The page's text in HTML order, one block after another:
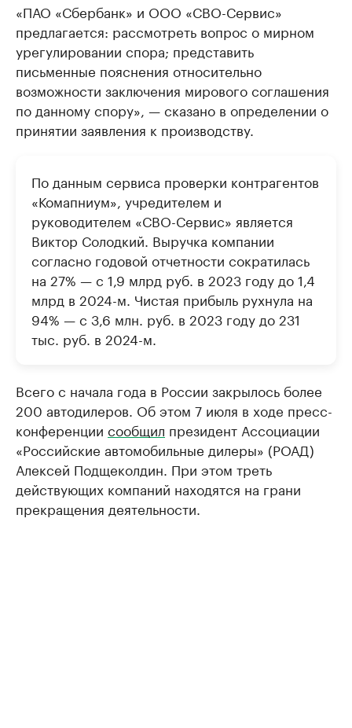
«ПАО «Сбербанк» и ООО «СВО-Сервис»
предлагается: рассмотреть вопрос о мирном
урегулировании спора; представить
письменные пояснения относительно
возможности заключения мирового соглашения
по данному спору», — сказано в определении о
принятии заявления к производству.
По данным сервиса проверки контрагентов
«Комапниум», учредителем и
руководителем «СВО-Сервис» является
Виктор Солодкий. Выручка компании
согласно годовой отчетности сократилась
на 27% — с 1,9 млрд руб. в 2023 году до 1,4
млрд в 2024-м. Чистая прибыль рухнула на
94% — с 3,6 млн. руб. в 2023 году до 231
тыс. руб. в 2024-м.
Всего с начала года в России закрылось более
200 автодилеров. Об этом 7 июля в ходе пресс-
конференции сообщил президент Ассоциации
«Российские автомобильные дилеры» (РОАД)
Алексей Подщеколдин. При этом треть
действующих компаний находятся на грани
прекращения деятельности.